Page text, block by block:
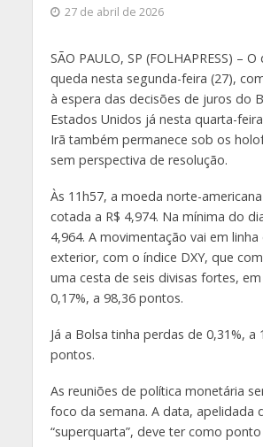
27 de abril de 2026
SÃO PAULO, SP (FOLHAPRESS) –
queda nesta segunda-feira (27),
à espera das decisões de juros do
Estados Unidos já nesta quarta-
Irã também permanece sob os
sem perspectiva de resolução.
Às 11h57, a moeda norte-
cotada a R$ 4,974. Na mínima do
4,964. A movimentação vai em
exterior, com o índice DXY, que
uma cesta de seis divisas fortes,
0,17%, a 98,36 pontos.
Já a Bolsa tinha perdas de 0,31%, a
pontos.
As reuniões de política monetária
foco da semana. A data, apelidada
“superquarta”, deve ter como